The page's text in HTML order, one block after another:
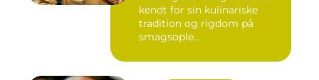
kendt for sin kulinariske
tradition og rigdom på
smagsople...